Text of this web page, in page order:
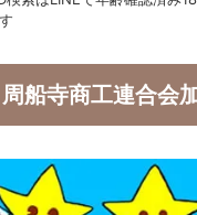
周船寺商工連合会